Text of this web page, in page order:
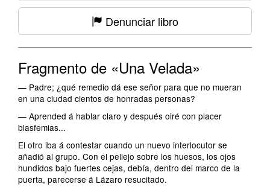
Denunciar libro
Fragmento de «Una Velada»
— Padre; ¿qué remedio dá ese señor para que no mueran
en una ciudad cientos de honradas personas?
— Aprended á hablar claro y después oiré con placer
blasfemias...
El otro iba á contestar cuando un nuevo interlocutor se
añadió al grupo. Con el pellejo sobre los huesos, los ojos
hundidos bajo fuertes cejas, debía, dentro del marco de la
puerta, parecerse á Lázaro resucitado.